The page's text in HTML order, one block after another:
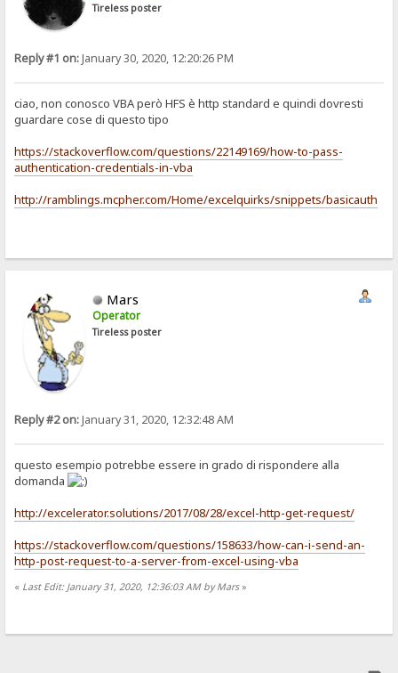
Tireless poster
Reply #1 on:January 30, 2020, 12:20:26 PM
ciao, non conosco VBA però HFS è http standard e quindi dovresti
guardare cose di questo tipo
https://stackoverflow.com/questions/22149169/how-to-pass-
authentication-credentials-in-vba
http://ramblings.mcpher.com/Home/excelquirks/snippets/basicauth
Mars
Operator
Tireless poster
Reply #2 on:January 31, 2020, 12:32:48 AM
questo esempio potrebbe essere in grado di rispondere alla
domanda
http://excelerator.solutions/2017/08/28/excel-http-get-request/
https://stackoverflow.com/questions/158633/how-can-i-send-an-
http-post-request-to-a-server-from-excel-using-vba
« Last Edit: January 31, 2020, 12:36:03 AM by Mars»